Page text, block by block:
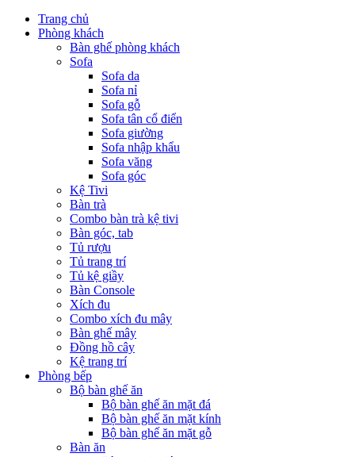
Trang chủ
Phòng khách
Bàn ghế phòng khách
Sofa
Sofa da
Sofa nỉ
Sofa gỗ
Sofa tân cổ điển
Sofa giường
Sofa nhập khẩu
Sofa văng
Sofa góc
Kệ Tivi
Bàn trà
Combo bàn trà kệ tivi
Bàn góc, tab
Tủ rượu
Tủ trang trí
Tủ kệ giầy
Bàn Console
Xích đu
Combo xích đu mây
Bàn ghế mây
Đồng hồ cây
Kệ trang trí
Phòng bếp
Bộ bàn ghế ăn
Bộ bàn ghế ăn mặt đá
Bộ bàn ghế ăn mặt kính
Bộ bàn ghế ăn mặt gỗ
Bàn ăn